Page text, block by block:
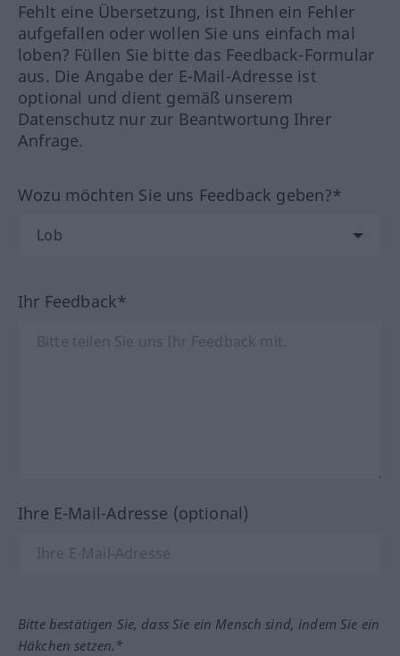
Fehlt eine Übersetzung, ist Ihnen ein Fehler
aufgefallen oder wollen Sie uns einfach mal
loben? Füllen Sie bitte das Feedback-Formular
aus. Die Angabe der E-Mail-Adresse ist
optional und dient gemäß unserem
Datenschutz nur zur Beantwortung Ihrer
Anfrage.
Wozu möchten Sie uns Feedback geben?*
Ihr Feedback*
Ihre E-Mail-Adresse (optional)
Bitte bestätigen Sie, dass Sie ein Mensch sind, indem Sie ein
Häkchen setzen.*